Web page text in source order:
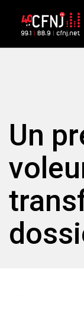
Un